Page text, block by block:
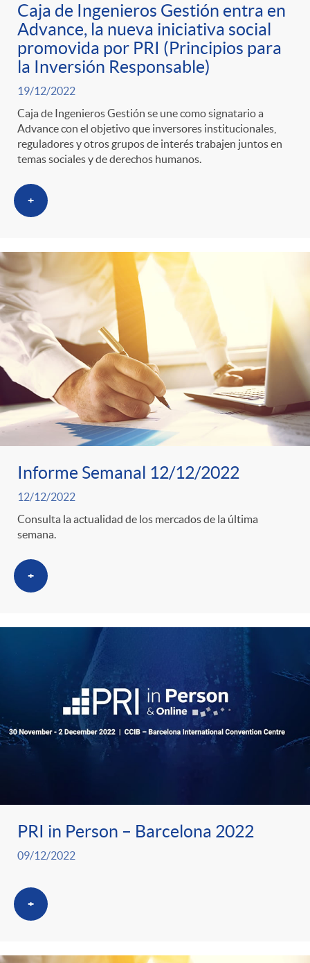
Caja de Ingenieros Gestión entra en
Advance, la nueva iniciativa social
promovida por PRI (Principios para
la Inversión Responsable)
19/12/2022
Caja de Ingenieros Gestión se une como signatario a
Advance con el objetivo que inversores institucionales,
reguladores y otros grupos de interés trabajen juntos en
temas sociales y de derechos humanos.
+
Informe Semanal 12/12/2022
12/12/2022
Consulta la actualidad de los mercados de la última
semana.
+
PRI in Person – Barcelona 2022
09/12/2022
+